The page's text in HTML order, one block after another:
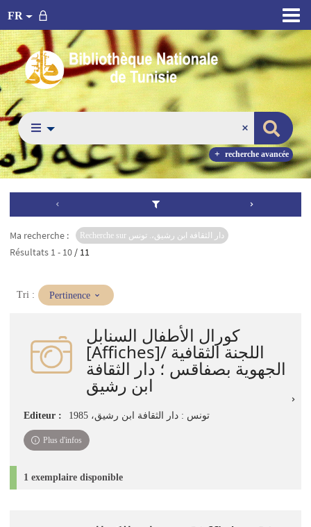
FR
recherche avancée
Ma recherche : Recherche sur دار الثقافة ابن رشيق،. تونس
Résultats 1 - 10 / 11
Tri : (Mise
immédiate)
Pertinence
كورال الأطفال السنابل
[Affiches]/ اللجنة الثقافية
الجهوية بصفاقس ؛ دار الثقافة
ابن رشيق
Editeur : تونس : دار الثقافة ابن رشيق، 1985
Plus d'infos
1 exemplaire disponible